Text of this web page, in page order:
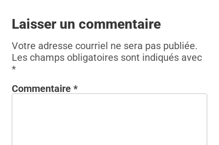
Laisser un commentaire
Votre adresse courriel ne sera pas publiée.
Les champs obligatoires sont indiqués avec
*
Commentaire *